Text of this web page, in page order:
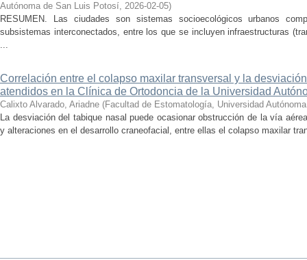
Autónoma de San Luis Potosí, 2026-02-05)
RESUMEN. Las ciudades son sistemas socioecológicos urbanos
subsistemas interconectados, entre los que se incluyen infraestructuras
...
Correlación entre el colapso maxilar transversal y la
atendidos en la Clínica de Ortodoncia de la Universidad
Calixto Alvarado, Ariadne (Facultad de Estomatología, Universidad
La desviación del tabique nasal puede ocasionar obstrucción de la vía
y alteraciones en el desarrollo craneofacial, entre ellas el colapso maxilar